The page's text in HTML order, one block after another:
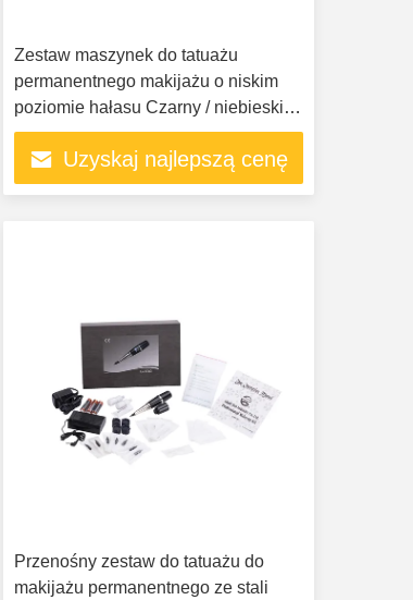
Zestaw maszynek do tatuażu
permanentnego makijażu o niskim
poziomie hałasu Czarny / niebieski
kolor Lekki
Uzyskaj najlepszą cenę
Przenośny zestaw do tatuażu do
makijażu permanentnego ze stali